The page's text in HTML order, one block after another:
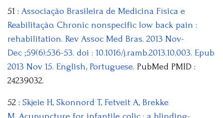
51 : Associação Brasileira de Medicina Física e
Reabilitação. Chronic nonspecific low back pain :
rehabilitation. Rev Assoc Med Bras. 2013 Nov-
Dec ;59(6):536-53. doi : 10.1016/j.ramb.2013.10.003. Epub
2013 Nov 15. English, Portuguese. PubMed PMID :
24239032.
52 : Skjeie H, Skonnord T, Fetveit A, Brekke